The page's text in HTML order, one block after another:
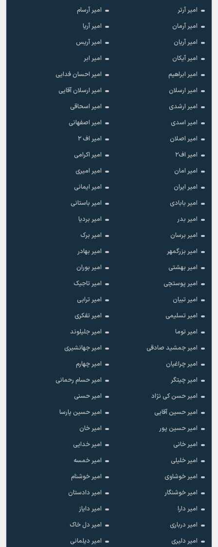
امیر آرتر
امیر آرسام
امیر آرمان
امیر آریا
امیر آریان
امیر آریس
امیر آیکان
امیر ابر
امیر ابراهیم
امیر احسان فدایی
امیر ارسلان
امیر ارسلان آقایی
امیر ارشدی
امیر اسحاقی
امیر اسدی
امیر اصفهانی
امیر اصلان
امیر اف ۲
امیر اف۲
امیر اکرامی
امیر امان
امیر امیری
امیر ایران
امیر ایمانی
امیر بابادی
امیر باستانی
امیر بدر
امیر بردیا
امیر برسان
امیر برک
امیر بزرگمهر
امیر بهادر
امیر بهشتی
امیر بوران
امیر پوستچی
امیر تاجیک
امیر تبیان
امیر ترابی
امیر تسلیمی
امیر تفکری
امیر توما
امیر جلیلوند
امیر جمشید صادقی
امیر جهانشیری
امیر چراغیان
امیر چهارم
امیر چیتگر
امیر حسام رحمانی
امیر حسن کی نژاد
امیر حسنی
امیر حسین آقایی
امیر حسین پارسا
امیر حسین پور
امیر خان
امیر خانی
امیر خدایی
امیر خلیلی
امیر خمسه
امیر خوشاوی
امیر خوشنام
امیر خوشنگار
امیر دادستان
امیر دارا
امیر دایاز
امیر درباری
امیر دل خاک
امیر دلیری
امیر دیلمانی